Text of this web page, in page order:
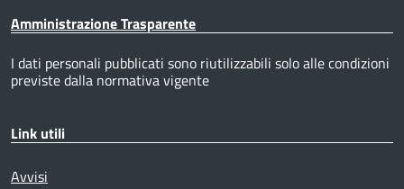
Amministrazione Trasparente
I dati personali pubblicati sono riutilizzabili solo alle condizioni
previste dalla normativa vigente
Link utili
Avvisi